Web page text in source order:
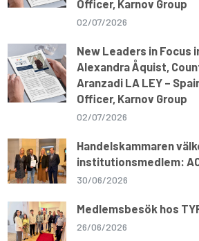
Officer, Karnov Group
02/07/2026
New Leaders in Focus
Alexandra Åquist,
Aranzadi LA LEY –
Officer, Karnov Group
02/07/2026
Handelskammaren
institutionsmedlem:
30/06/2026
Medlemsbesök hos
26/06/2026